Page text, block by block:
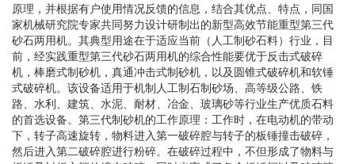
原理，并根据有户使用情况反馈的信息，结合其优点、特点，同国
家机械研究院专家共同努力设计研制出的新型高效节能重型第三代
砂石两用机。其典型用途在于适应当前（人工制砂石料）行业，目
前，经实践重型第三代砂石两用机的综合性能要优于反击式破碎
机，棒磨式制砂机，真通冲击式制砂机，以及圆锥式破碎机和软锤
式破碎机。该设备适用于机制人工制石制砂场、高等级公路、铁
路、水利、建筑、水泥、耐材、冶金、玻璃砂等行业生产优质石料
的首选设备。第三代制砂机的工作原理：工作时，在电动机的带动
下，转子高速旋转，物料进入第一破碎腔与转子的板锤撞击破碎，
然后进入第二破碎腔进行粉碎。在破碎过程中，不但形成了物料与